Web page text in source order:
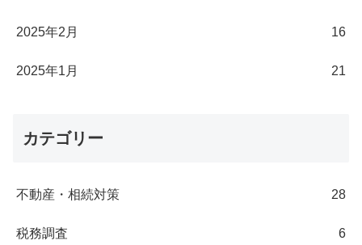
2025年2月 16
2025年1月 21
カテゴリー
不動産・相続対策 28
税務調査 6